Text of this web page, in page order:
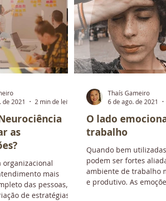
as
organizacional
mais
das pessoas,
de estratégias
de 2021
2 min de leitura
O lado
trabalho
Quando bem utilizadas
podem ser fortes
ambiente de trabalho
e produtivo. As
Thaís Gameiro
6 de ago. de 2021